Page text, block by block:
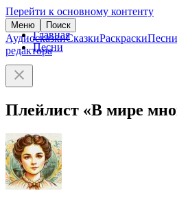
Перейти к основному контенту
Меню Поиск
АудиосказкиСказкиРаскраскиПесни
редактора
Главная
Песни
Плейлист «В мире